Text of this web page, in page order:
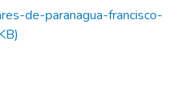
de-paranagua-francisco-